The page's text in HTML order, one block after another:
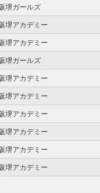
堺ガールズ
堺アカデミー
堺アカデミー
堺ガールズ
堺アカデミー
堺アカデミー
堺アカデミー
堺アカデミー
堺アカデミー
堺アカデミー